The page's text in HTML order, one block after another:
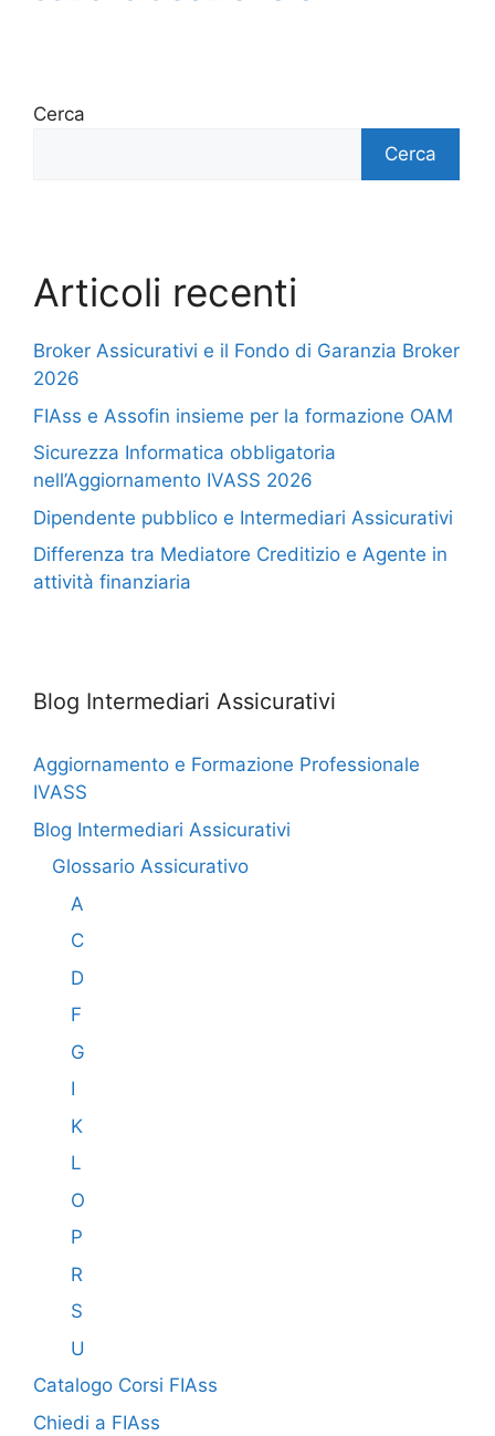
Cerca
Cerca
Articoli recenti
Broker Assicurativi e il Fondo di Garanzia Broker
2026
FIAss e Assofin insieme per la formazione OAM
Sicurezza Informatica obbligatoria
nell’Aggiornamento IVASS 2026
Dipendente pubblico e Intermediari Assicurativi
Differenza tra Mediatore Creditizio e Agente in
attività finanziaria
Blog Intermediari Assicurativi
Aggiornamento e Formazione Professionale
IVASS
Blog Intermediari Assicurativi
Glossario Assicurativo
A
C
D
F
G
I
K
L
O
P
R
S
U
Catalogo Corsi FIAss
Chiedi a FIAss